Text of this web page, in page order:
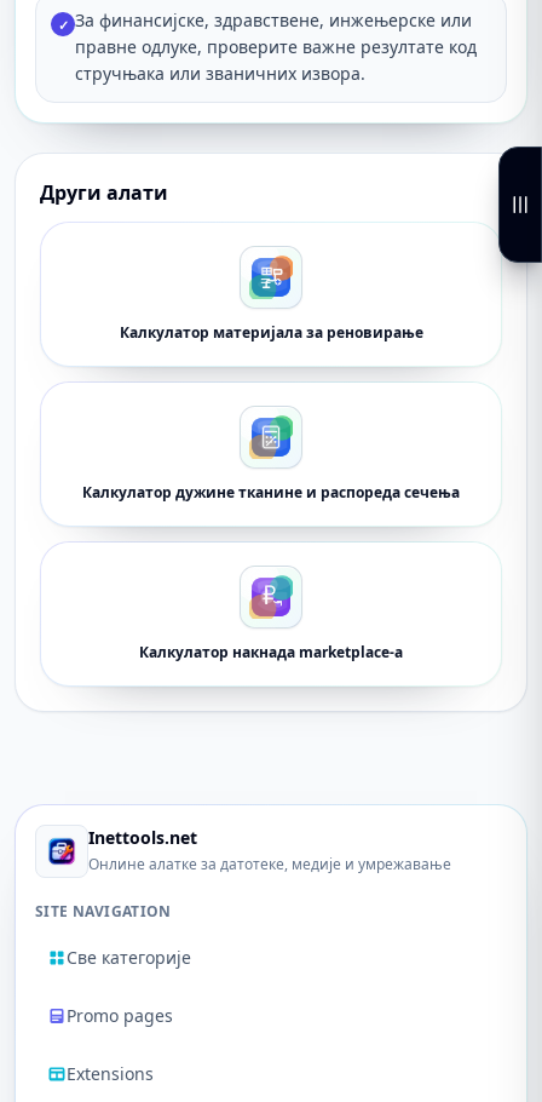
✓ За финансијске, здравствене, инжењерске или
правне одлуке, проверите важне резултате код
стручњака или званичних извора.
Други алати
Калкулатор материјала за реновирање
Калкулатор дужине тканине и распореда сечења
Калкулатор накнада marketplace-а
Inettools.net
Онлине алатке за датотеке, медије и умрежавање
SITE NAVIGATION
Све категорије
Promo pages
Extensions